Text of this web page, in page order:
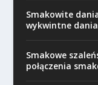
Smakowite
wykwintne
Smakowe
połączenia